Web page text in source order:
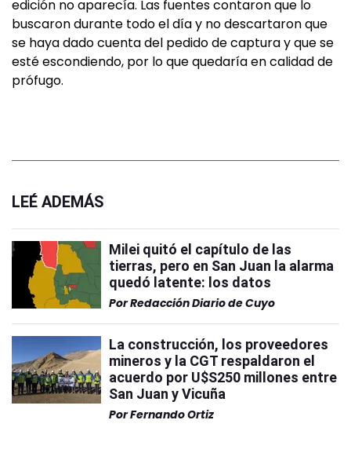
edición no aparecía. Las fuentes contaron que lo
buscaron durante todo el día y no descartaron que
se haya dado cuenta del pedido de captura y que se
esté escondiendo, por lo que quedaría en calidad de
prófugo.
LEÉ ADEMÁS
Milei quitó el capítulo de las
tierras, pero en San Juan la alarma
quedó latente: los datos
PorRedacción Diario de Cuyo
La construcción, los proveedores
mineros y la CGT respaldaron el
acuerdo por U$S250 millones entre
San Juan y Vicuña
PorFernando Ortiz